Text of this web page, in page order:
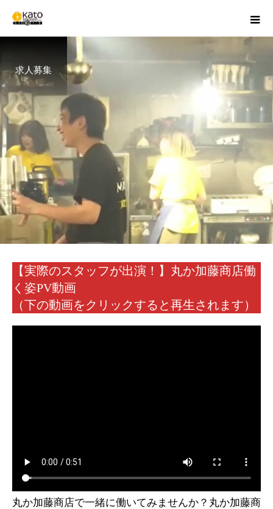
求人募集
【実際のスタッフが出演！】丸か加藤商店働
く姿PV動画
（下の動画をクリックすると再生されます）
丸か加藤商店で一緒に働いてみませんか？丸か加藤商